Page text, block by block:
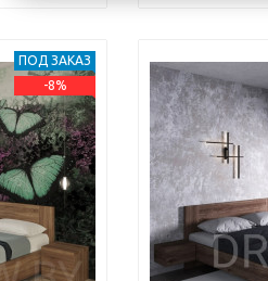
Next
ПОД ЗАКАЗ
-8%
Previous